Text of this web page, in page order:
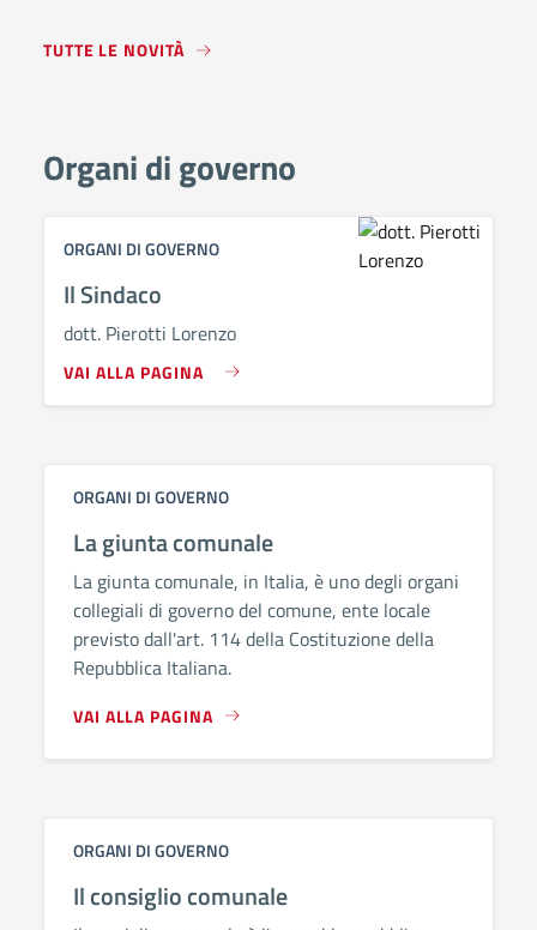
TUTTE LE NOVITÀ
Organi di governo
ORGANI DI GOVERNO
Il Sindaco
dott. Pierotti Lorenzo
VAI ALLA PAGINA
ORGANI DI GOVERNO
La giunta comunale
La giunta comunale, in Italia, è uno degli organi
collegiali di governo del comune, ente locale
previsto dall'art. 114 della Costituzione della
Repubblica Italiana.
VAI ALLA PAGINA
ORGANI DI GOVERNO
Il consiglio comunale